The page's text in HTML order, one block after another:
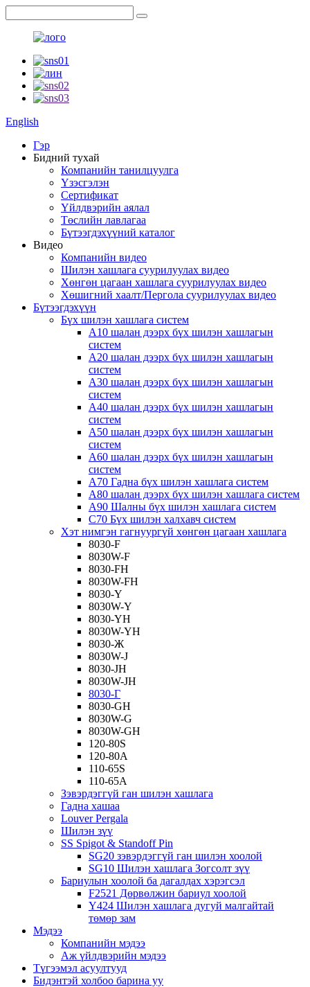
English
Гэр
Бидний тухай
Компанийн танилцуулга
Үзэсгэлэн
Сертификат
Үйлдвэрийн аялал
Төслийн лавлагаа
Бүтээгдэхүүний каталог
Видео
Компанийн видео
Шилэн хашлага суурилуулах видео
Хөнгөн цагаан хашлага суурилуулах видео
Хөшигний хаалт/Пергола суурилуулах видео
Бүтээгдэхүүн
Бүх шилэн хашлага систем
A10 шалан дээрх бүх шилэн хашлагын
систем
A20 шалан дээрх бүх шилэн хашлагын
систем
A30 шалан дээрх бүх шилэн хашлагын
систем
A40 шалан дээрх бүх шилэн хашлагын
систем
A50 шалан дээрх бүх шилэн хашлагын
систем
A60 шалан дээрх бүх шилэн хашлагын
систем
A70 Гадна бүх шилэн хашлага систем
A80 шалан дээрх бүх шилэн хашлага систем
A90 Шалны бүх шилэн хашлага систем
C70 Бүх шилэн халхавч систем
Хэт нимгэн гагнуургүй хөнгөн цагаан хашлага
8030-F
8030W-F
8030-FH
8030W-FH
8030-Y
8030W-Y
8030-YH
8030W-YH
8030-Ж
8030W-J
8030-JH
8030W-JH
8030-Г
8030-GH
8030W-G
8030W-GH
120-80S
120-80А
110-65S
110-65А
Зэвэрдэггүй ган шилэн хашлага
Гадна хашаа
Louver Pergala
Шилэн зүү
SS Spigot & Standoff Pin
SG20 зэвэрдэггүй ган шилэн хоолой
SG10 Шилэн хашлага Зогсолт зүү
Бариулын хоолой ба дагалдах хэрэгсэл
F2521 Дөрвөлжин бариул хоолой
Y424 Шилэн хашлага дугуй малгайтай
төмөр зам
Мэдээ
Компанийн мэдээ
Аж үйлдвэрийн мэдээ
Түгээмэл асуултууд
Бидэнтэй холбоо барина уу